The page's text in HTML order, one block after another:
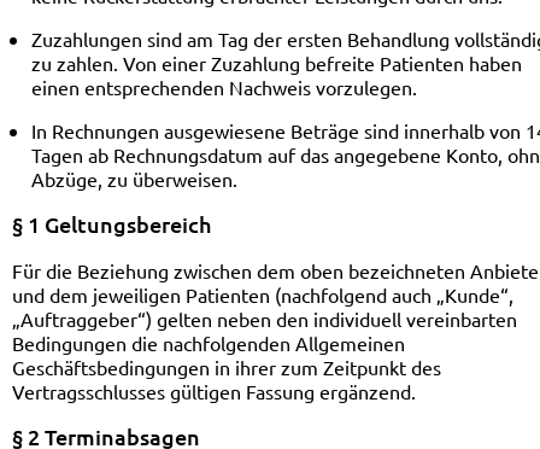
Zuzahlungen sind am Tag der ersten Behandlung
zu zahlen. Von einer Zuzahlung befreite Patienten haben
einen entsprechenden Nachweis vorzulegen.
In Rechnungen ausgewiesene Beträge sind innerhalb von
Tagen ab Rechnungsdatum auf das angegebene Konto,
Abzüge, zu überweisen.
§ 1 Geltungsbereich
Für die Beziehung zwischen dem oben bezeichneten
und dem jeweiligen Patienten (nachfolgend auch „Kunde“,
„Auftraggeber“) gelten neben den individuell vereinbarten
Bedingungen die nachfolgenden Allgemeinen
Geschäftsbedingungen in ihrer zum Zeitpunkt des
Vertragsschlusses gültigen Fassung ergänzend.
§ 2 Terminabsagen